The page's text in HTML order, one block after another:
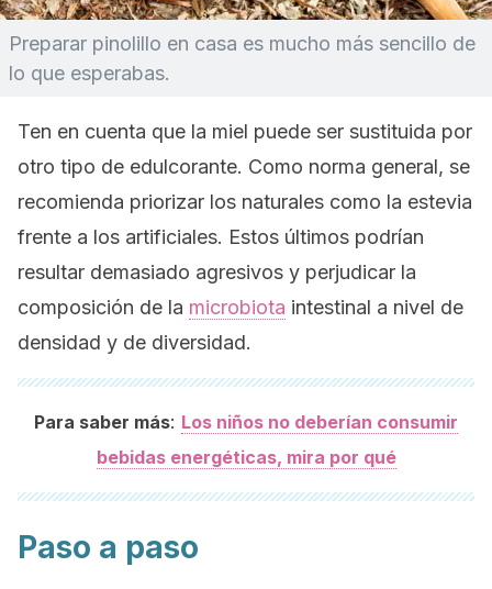
Preparar pinolillo en casa es mucho más sencillo de
lo que esperabas.
Ten en cuenta que la miel puede ser sustituida por
otro tipo de edulcorante. Como norma general, se
recomienda priorizar los naturales como la estevia
frente a los artificiales. Estos últimos podrían
resultar demasiado agresivos y perjudicar la
composición de la microbiota intestinal a nivel de
densidad y de diversidad.
Para saber más: Los niños no deberían consumir
bebidas energéticas, mira por qué
Paso a paso